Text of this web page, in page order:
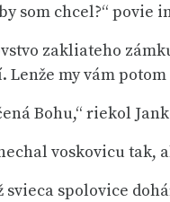
by som chcel?“
zakliateho
Lenže my vám
Bohu,“ riekol
voskovicu tak,
svieca spolovice